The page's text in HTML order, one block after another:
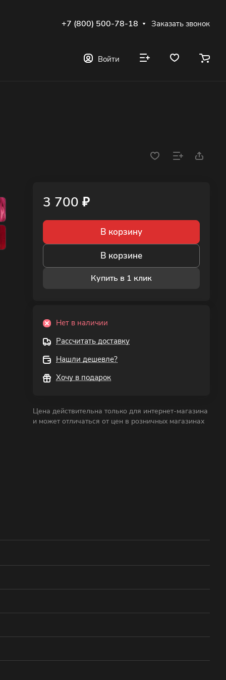
+7 (800) 500-78-18 Заказать звонок
Войти
3 700 ₽
В корзину
В корзине
Купить в 1 клик
Нет в наличии
Рассчитать доставку
Нашли дешевле?
Хочу в подарок
Цена действительна только для интернет-магазина
и может отличаться от цен в розничных магазинах